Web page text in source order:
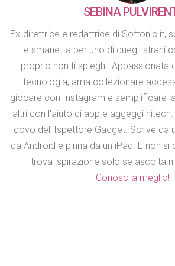
SEBINA
Ex-direttrice e redattrice di Softonic.it,
e smanetta per uno di quegli strani
proprio non ti spieghi. Appassionata
tecnologia, ama collezionare
giocare con Instagram e semplificare
altri con l'aiuto di app e aggeggi
covo dell'Ispettore Gadget. Scrive da
da Android e pinna da un iPad. E non
trova ispirazione solo se ascolta
Conoscila meglio!